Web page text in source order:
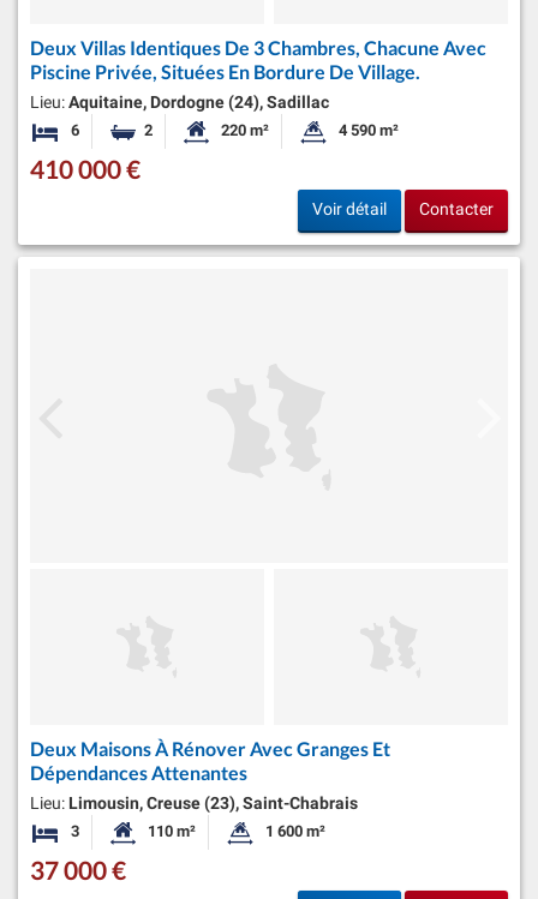
Deux Villas Identiques De 3 Chambres, Chacune Avec
Piscine Privée, Situées En Bordure De Village.
Lieu:Aquitaine, Dordogne (24), Sadillac
6 Chambres
2 Salles de bainsSurface habitable:
220 m² Superficie du terrain:
4 590 m²
410 000 €
Voir détail Contacter
Deux Maisons À Rénover Avec Granges Et
Dépendances Attenantes
Lieu: Limousin, Creuse (23), Saint-Chabrais
3 Chambres Surface habitable:
110 m² Superficie du terrain:
1 600 m²
37 000 €